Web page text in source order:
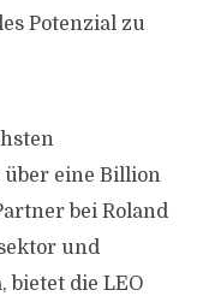
Potenzial zu
eine Billion
bei Roland
und
bietet die LEO